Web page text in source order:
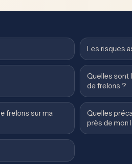
Les risques
Quelles sont
de frelons ?
frelons sur ma
Quelles
près de mon